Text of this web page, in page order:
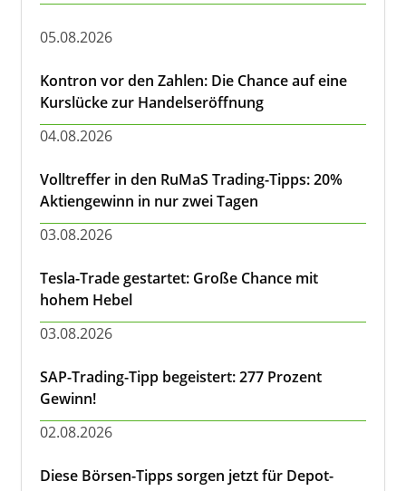
05.08.2026
Kontron vor den Zahlen: Die Chance auf eine
Kurslücke zur Handelseröffnung
04.08.2026
Volltreffer in den RuMaS Trading-Tipps: 20%
Aktiengewinn in nur zwei Tagen
03.08.2026
Tesla-Trade gestartet: Große Chance mit
hohem Hebel
03.08.2026
SAP-Trading-Tipp begeistert: 277 Prozent
Gewinn!
02.08.2026
Diese Börsen-Tipps sorgen jetzt für Depot-